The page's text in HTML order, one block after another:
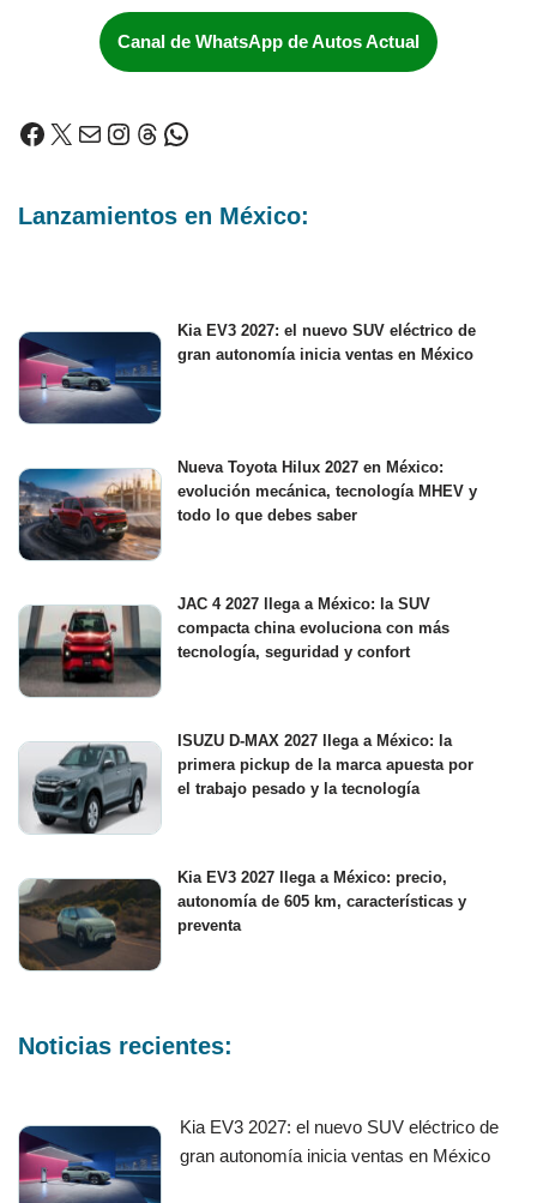
Canal de WhatsApp de Autos Actual
Lanzamientos en México:
Kia EV3 2027: el nuevo SUV eléctrico de
gran autonomía inicia ventas en México
Nueva Toyota Hilux 2027 en México:
evolución mecánica, tecnología MHEV y
todo lo que debes saber
JAC 4 2027 llega a México: la SUV
compacta china evoluciona con más
tecnología, seguridad y confort
ISUZU D-MAX 2027 llega a México: la
primera pickup de la marca apuesta por
el trabajo pesado y la tecnología
Kia EV3 2027 llega a México: precio,
autonomía de 605 km, características y
preventa
Noticias recientes:
Kia EV3 2027: el nuevo SUV eléctrico de
gran autonomía inicia ventas en México